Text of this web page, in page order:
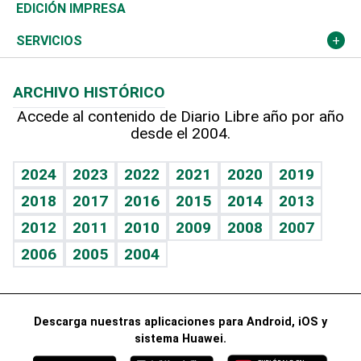
Caribe
Resto del mundo
Global y variable
Economía personal
Novedades
Podcast Arte Libre
Hablando con el pediatra
Vida y familia
Eñe
Celebrando la vida
Sin complejos
En pocas palabras
Escuchando al corazón
Olimpismo
Más deportes
Línea de hit
TBT Deportivo
El Espía
Noticiero Poteleche
Lecturas
Martes de tecnología
Cambio climático
Deportes
Opinión
Hecho en casa
Guía del dinero
EDICIÓN IMPRESA
SERVICIOS
Cumpleaños
Horóscopos
Juegos
ARCHIVO HISTÓRICO
Accede al contenido de Diario Libre año por año
desde el 2004.
2024 2023 2022 2021 2020
2019
2018
2017 2016 2015 2014
2013
2012
2011 2010 2009 2008
2007
2006
2005 2004
Descarga nuestras aplicaciones para Android, iOS y
sistema Huawei.